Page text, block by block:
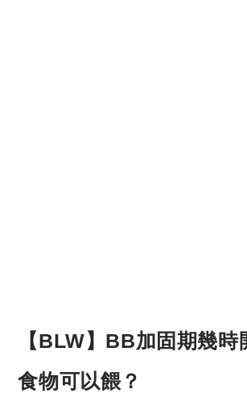
【BLW】BB加固期幾
食物可以餵？